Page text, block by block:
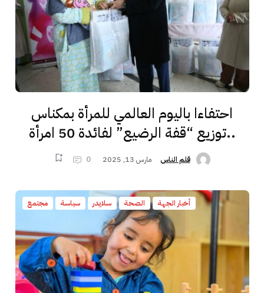
احتفاءا باليوم العالمي للمرأة بمكناس
..توزيع “قفة الرضيع” لفائدة 50 امرأة
قلم الناس مارس 13, 2025 0
أخبار الجهة الصحة سلايدر سياسة مجتمع